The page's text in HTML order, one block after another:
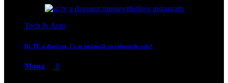
Tech & Auto
IG TV a dispărut. Ce se întâmplă cu videourile tale?
Mona 0